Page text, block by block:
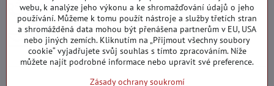
+421 919 060 751
Pondělí - Pátek : 09:00 - 15:00 hod.
info​@everlady​.eu
Non stop ( 24/7 )
webu, k analýze jeho výkonu a ke shromažďování údajů o jeho
používání. Můžeme k tomu použít nástroje a služby třetích stran
a shromážděná data mohou být přenášena partnerům v EU, USA
nebo jiných zemích. Kliknutím na „Přijmout všechny soubory
cookie“ vyjadřujete svůj souhlas s tímto zpracováním. Níže
můžete najít podrobné informace nebo upravit své preference.
Zásady ochrany soukromí